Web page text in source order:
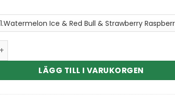
Fizzy Smart 150K 15in1 150000 Puff
LÄGG TILL I VARUKORGEN